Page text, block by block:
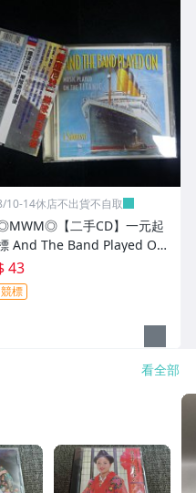
10-14休店不出貨不自取
【二手CD】一元起
And The Band Played On-
Salonisti 有側標 介紹本 光碟
痕少
43
競標
看全部